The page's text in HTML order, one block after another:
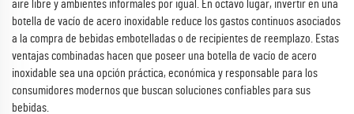
aire libre y ambientes informales por igual. En octavo lugar, invertir en una
botella de vacío de acero inoxidable reduce los gastos continuos asociados
a la compra de bebidas embotelladas o de recipientes de reemplazo. Estas
ventajas combinadas hacen que poseer una botella de vacío de acero
inoxidable sea una opción práctica, económica y responsable para los
consumidores modernos que buscan soluciones confiables para sus
bebidas.